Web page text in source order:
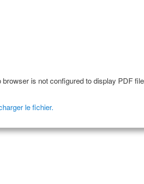
browser is not configured to display PDF
le fichier.